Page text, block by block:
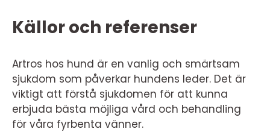
Källor och referenser
Artros hos hund är en vanlig och smärtsam
sjukdom som påverkar hundens leder. Det är
viktigt att förstå sjukdomen för att kunna
erbjuda bästa möjliga vård och behandling
för våra fyrbenta vänner.